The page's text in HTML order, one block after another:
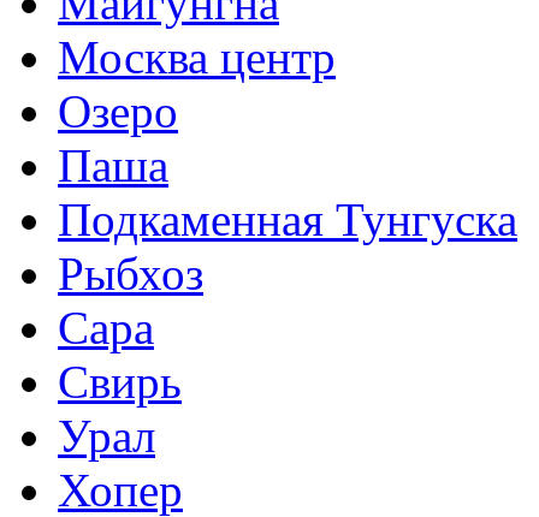
Москва центр
Озеро
Паша
Подкаменная Тунгуска
Рыбхоз
Сара
Свирь
Урал
Хопер